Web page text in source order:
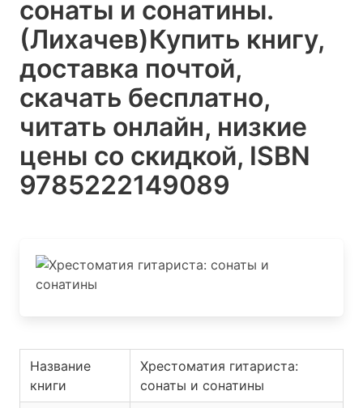
сонаты и сонатины.
(Лихачев)Купить книгу,
доставка почтой,
скачать бесплатно,
читать онлайн, низкие
цены со скидкой, ISBN
9785222149089
Название
книги
Хрестоматия гитариста:
сонаты и сонатины